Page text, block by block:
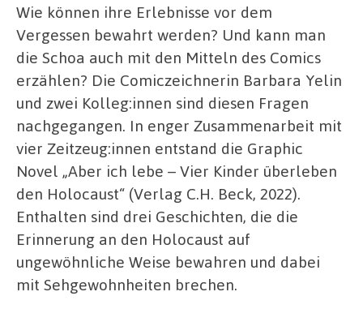
Wie können ihre Erlebnisse vor dem
Vergessen bewahrt werden? Und kann man
die Schoa auch mit den Mitteln des Comics
erzählen? Die Comiczeichnerin Barbara Yelin
und zwei Kolleg:innen sind diesen Fragen
nachgegangen. In enger Zusammenarbeit mit
vier Zeitzeug:innen entstand die Graphic
Novel „Aber ich lebe – Vier Kinder überleben
den Holocaust“ (Verlag C.H. Beck, 2022).
Enthalten sind drei Geschichten, die die
Erinnerung an den Holocaust auf
ungewöhnliche Weise bewahren und dabei
mit Sehgewohnheiten brechen.